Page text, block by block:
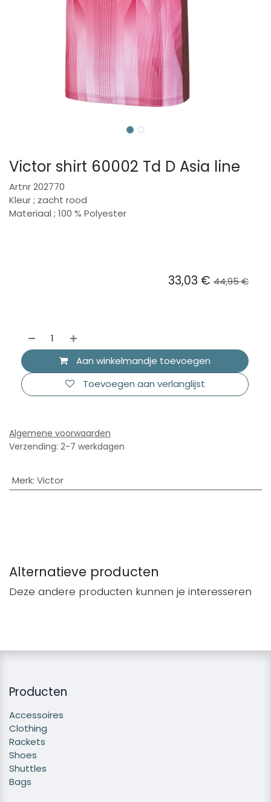
Victor shirt 60002 Td D Asia line
Artnr 202770
Kleur ; zacht rood
Materiaal ; 100 % Polyester
Aan winkelmandje toevoegen
Toevoegen aan verlanglijst
33,03 € 44,95€
Algemene voorwaarden
Verzending: 2-7 werkdagen
Merk: Victor
Alternatieve producten
Deze andere producten kunnen je interesseren
Producten
Accessoires
Clothing
Rackets
Shoes
Shuttles
Bags